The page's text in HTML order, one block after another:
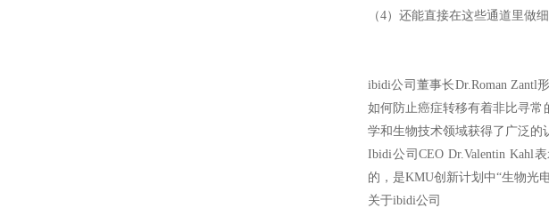
（4）还能直接在这些通道里做
ibidi公司董事长Dr.Roman Zantl
如何防止癌症转移有着非比寻常
学和生物技术领域获得了广泛的
Ibidi公司CEO Dr.Valentin Kahl
的，是KMU创新计划中“生物光
关于ibidi公司